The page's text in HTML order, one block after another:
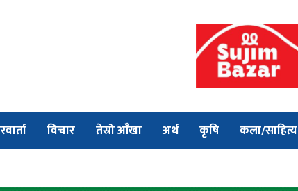
विचार तेस्रो आँखा अर्थ कृषि कला/साहित्य